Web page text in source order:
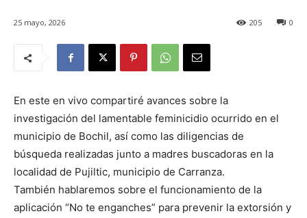
25 mayo, 2026 0
205
En este en vivo compartiré avances sobre la
investigación del lamentable feminicidio ocurrido en el
municipio de Bochil, así como las diligencias de
búsqueda realizadas junto a madres buscadoras en la
localidad de Pujiltic, municipio de Carranza.
También hablaremos sobre el funcionamiento de la
aplicación “No te enganches” para prevenir la extorsión y